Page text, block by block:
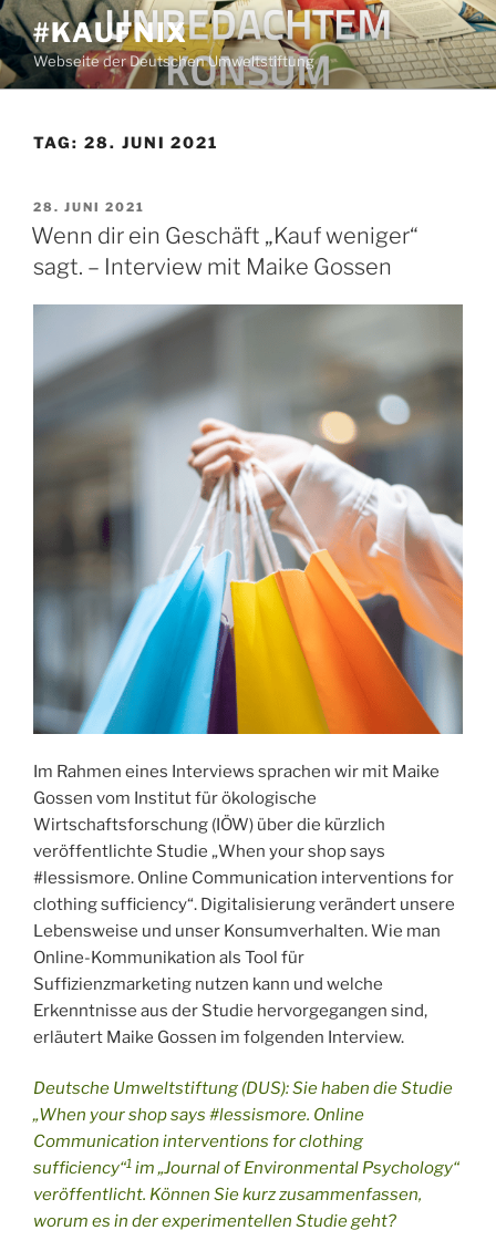
Zum
Inhalt
springen
#KAUFNIX
Webseite der Deutschen Umweltstiftung
TAG: 28. JUNI 2021
VERÖFFENTLICHT
AM
28. JUNI 2021
Wenn dir ein Geschäft „Kauf weniger“
sagt. – Interview mit Maike Gossen
Im Rahmen eines Interviews sprachen wir mit Maike
Gossen vom Institut für ökologische
Wirtschaftsforschung (IÖW) über die kürzlich
veröffentlichte Studie „When your shop says
#lessismore. Online Communication interventions for
clothing sufficiency“. Digitalisierung verändert unsere
Lebensweise und unser Konsumverhalten. Wie man
Online-Kommunikation als Tool für
Suffizienzmarketing nutzen kann und welche
Erkenntnisse aus der Studie hervorgegangen sind,
erläutert Maike Gossen im folgenden Interview.
Deutsche Umweltstiftung (DUS): Sie haben die Studie
„When your shop says #lessismore. Online
Communication interventions for clothing
sufficiency“1 im „Journal of Environmental Psychology“
veröffentlicht. Können Sie kurz zusammenfassen,
worum es in der experimentellen Studie geht?